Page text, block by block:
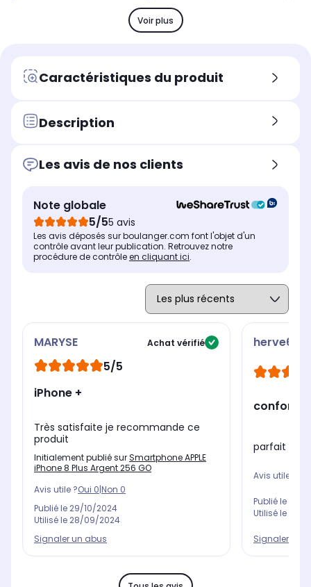
Résolution
12 mégapixels
pouces)
5,5" soit 14 cm
1920 x 1080 pixels
Technologie de l'écran
IPS (LCD)
Mémoire RAM
3 Go
Résolution
12 mégapixels
1792 x 828 pixels
Voir plus
Caractéristiques du produit
Description
Les avis de nos clients
Note globale
5/55 avis
Les avis déposés sur boulanger.com font l'objet d'un
contrôle avant leur publication. Retrouvez notre
procédure de contrôleen cliquant ici.
MARYSE Achat vérifié
5/5
iPhone +
Très satisfaite je recommande ce
produit
Initialement publié surSmartphone APPLE
iPhone 8 Plus Argent 256 GO
Avis utile ?Oui 0|Non 0
Publié le 29/10/2024
Utilisé le 28/09/2024
Signaler un abus
parfait
Avis utile ?
Publié le
Utilisé le
Signaler un